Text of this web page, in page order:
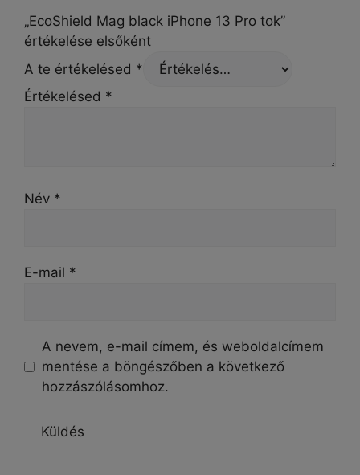
„EcoShield Mag black iPhone 13 Pro tok”
értékelése elsőként
A te értékelésed *
Értékelésed *
Név *
E-mail *
A nevem, e-mail címem, és weboldalcímem
mentése a böngészőben a következő
hozzászólásomhoz.